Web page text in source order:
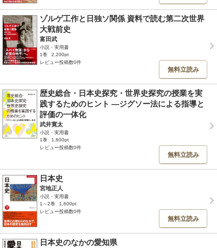
ゾルゲ工作と日独ソ関係 資料で読む第二次世界
大戦前史
富田武
小説・実用書
1巻
2,200pt
レビュー投稿数0件
無料立読み
歴史総合・日本史探究・世界史探究の授業を実
践するためのヒント ―ジグソー法による指導と
評価の一体化
武井寛太
小説・実用書
1巻
1,600pt
レビュー投稿数0件
無料立読み
日本史
宮地正人
小説・実用書
1～2巻
1,600pt
レビュー投稿数0件
無料立読み
日本史のなかの愛知県